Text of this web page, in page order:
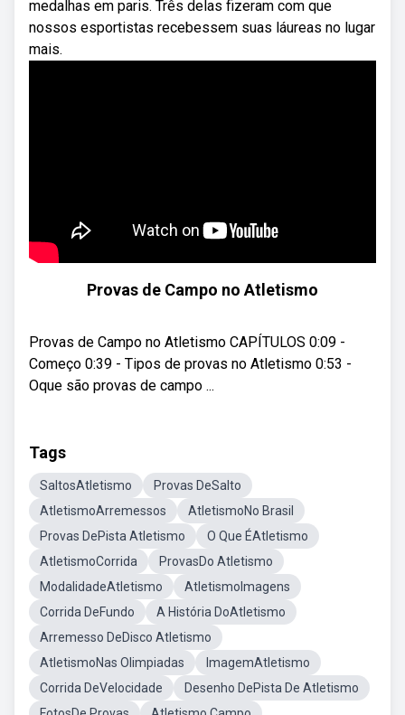
medalhas em paris. Três delas fizeram com que
nossos esportistas recebessem suas láureas no lugar
mais.
Provas de Campo no Atletismo
Provas de Campo no Atletismo CAPÍTULOS 0:09 -
Começo 0:39 - Tipos de provas no Atletismo 0:53 -
Oque são provas de campo ...
Tags
SaltosAtletismo
Provas DeSalto
AtletismoArremessos
AtletismoNo Brasil
Provas DePista Atletismo
O Que ÉAtletismo
AtletismoCorrida
ProvasDo Atletismo
ModalidadeAtletismo
AtletismoImagens
Corrida DeFundo
A História DoAtletismo
Arremesso DeDisco Atletismo
AtletismoNas Olimpiadas
ImagemAtletismo
Corrida DeVelocidade
Desenho DePista De Atletismo